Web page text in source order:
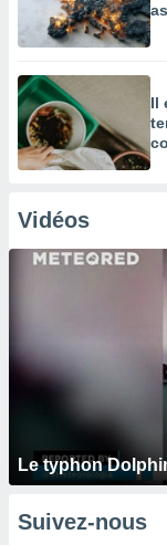
Il
Vidéos
Le typhon
Suivez-nous